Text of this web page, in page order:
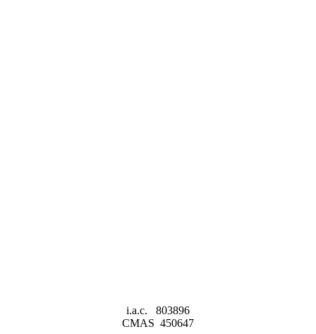
i.a.c. 803896
CMAS 450647